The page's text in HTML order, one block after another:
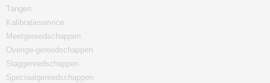
Tangen
Kalibratieservice
Meetgereedschappen
Overige-gereedschappen
Slaggereedschappen
Speciaalgereedschappen